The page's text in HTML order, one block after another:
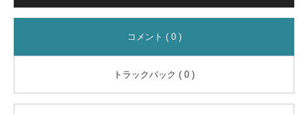
コメント ( 0 )
トラックバック ( 0 )